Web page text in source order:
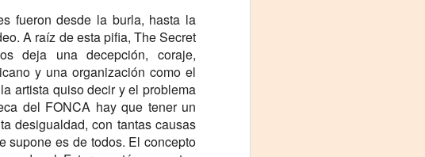
fueron desde la burla, hasta la
A raíz de esta pifia, The Secret
deja una decepción, coraje,
y una organización como el
artista quiso decir y el problema
del FONCA hay que tener un
desigualdad, con tantas causas
supone es de todos. El concepto